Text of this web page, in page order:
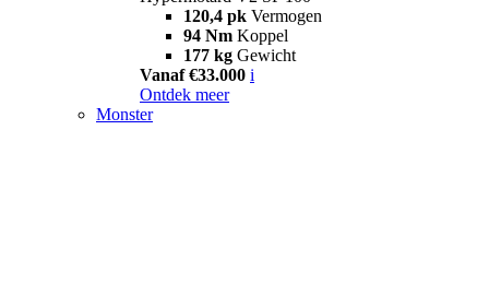
120,4 pk Vermogen
94 Nm Koppel
177 kg Gewicht
Vanaf €33.000 i
Ontdek meer
Monster